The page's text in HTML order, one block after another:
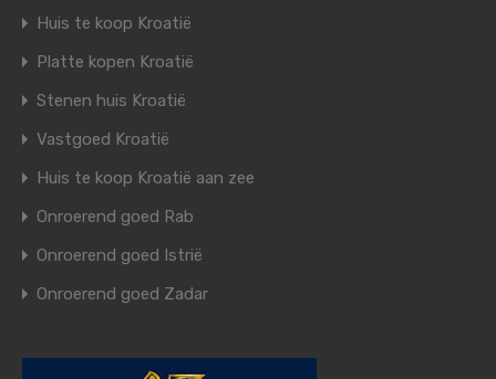
Huis te koop Kroatië
Platte kopen Kroatië
Stenen huis Kroatië
Vastgoed Kroatië
Huis te koop Kroatië aan zee
Onroerend goed Rab
Onroerend goed Istrië
Onroerend goed Zadar